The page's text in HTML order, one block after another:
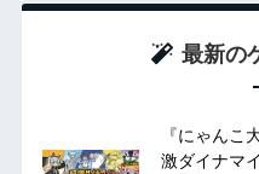
最新の
『にゃんこ
激ダイナマ